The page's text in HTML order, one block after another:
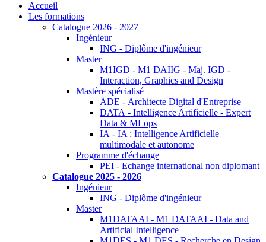
Accueil
Les formations
Catalogue 2026 - 2027
Ingénieur
ING - Diplôme d'ingénieur
Master
M1IGD - M1 DAIIG - Maj. IGD -
Interaction, Graphics and Design
Mastère spécialisé
ADE - Architecte Digital d'Entreprise
DATA - Intelligence Artificielle - Expert
Data & MLops
IA - IA : Intelligence Artificielle
multimodale et autonome
Programme d'échange
PEI - Echange international non diplomant
Catalogue 2025 - 2026
Ingénieur
ING - Diplôme d'ingénieur
Master
M1DATAAI - M1 DATAAI - Data and
Artificial Intelligence